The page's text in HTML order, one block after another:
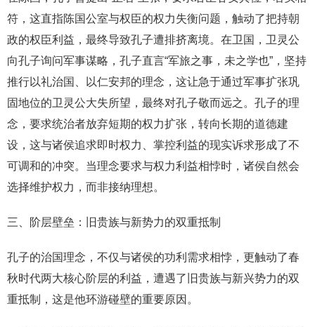
符，这直指陈国公室与权臣的权力失衡问题，触动了把持朝
政的权臣利益，最终导致孔子遭排挤离境。在卫国，卫灵公
向孔子询问军事谋略，孔子直言“军旅之事，未之学也”，坚持
推行以礼治国、以仁安邦的理念，这让急于通过军事扩张巩
固地位的卫灵公大失所望，最终对孔子敬而远之。孔子的理
念，要求统治者放弃短期的权力扩张，转向长期的道德建
设，这与诸侯追求即时权力、掌控利益的现实诉求形成了不
可调和的冲突。当理念要求与权力利益相悖时，诸侯自然会
选择维护权力，而非接纳理想。
三、阶层壁垒：旧贵族与新势力的双重抵制
孔子的治国理念，不仅与诸侯的功利需求相悖，更触动了春
秋时代两大核心阶层的利益，遭遇了旧贵族与新兴势力的双
重抵制，这是他环游碰壁的重要原因。